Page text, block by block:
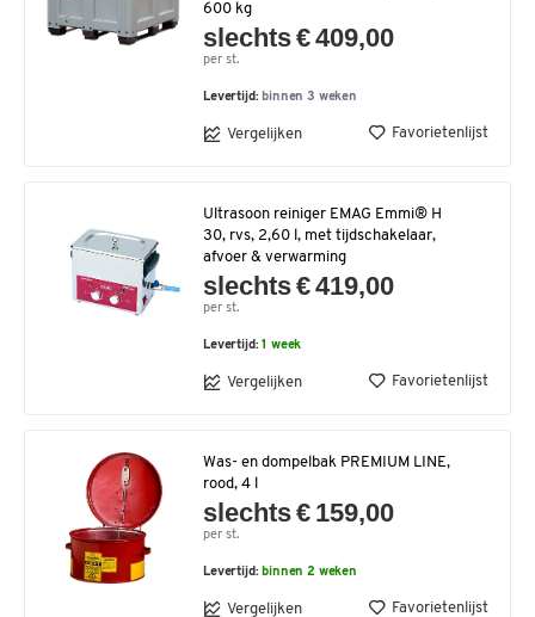
600 kg
slechts € 409,00
per st.
Levertijd: binnen 3 weken
Vergelijken Favorietenlijst
Ultrasoon reiniger EMAG Emmi® H
30, rvs, 2,60 l, met tijdschakelaar,
afvoer & verwarming
slechts € 419,00
per st.
Levertijd:1 week
Vergelijken Favorietenlijst
Was- en dompelbak PREMIUM LINE,
rood, 4 l
slechts € 159,00
per st.
Levertijd: binnen 2 weken
Vergelijken Favorietenlijst